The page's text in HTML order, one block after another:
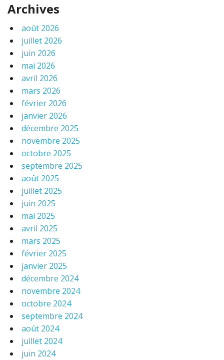
Archives
août 2026
juillet 2026
juin 2026
mai 2026
avril 2026
mars 2026
février 2026
janvier 2026
décembre 2025
novembre 2025
octobre 2025
septembre 2025
août 2025
juillet 2025
juin 2025
mai 2025
avril 2025
mars 2025
février 2025
janvier 2025
décembre 2024
novembre 2024
octobre 2024
septembre 2024
août 2024
juillet 2024
juin 2024